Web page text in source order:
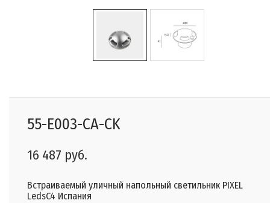
55-E003-CA-CK
16 487 руб.
Встраиваемый уличный напольный светильник PIXEL
LedsC4 Испания